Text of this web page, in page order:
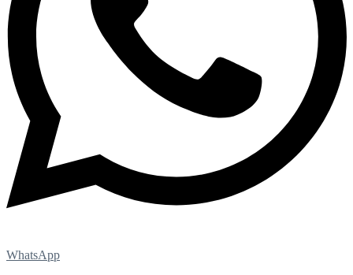
WhatsApp